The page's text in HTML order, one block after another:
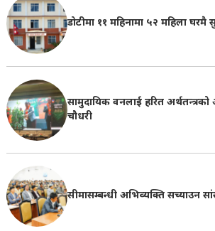
डोटीमा ११ महिनामा ५२ महिला घरमै
सामुदायिक वनलाई हरित अर्थतन्त्रको
चौधरी
सीमासम्बन्धी अभिव्यक्ति सच्याउन